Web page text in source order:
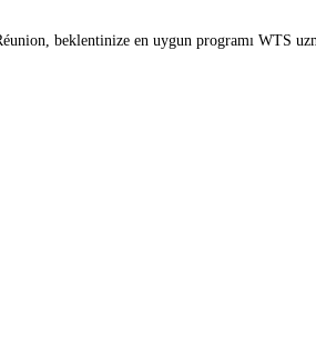
beklentinize en uygun programı WTS